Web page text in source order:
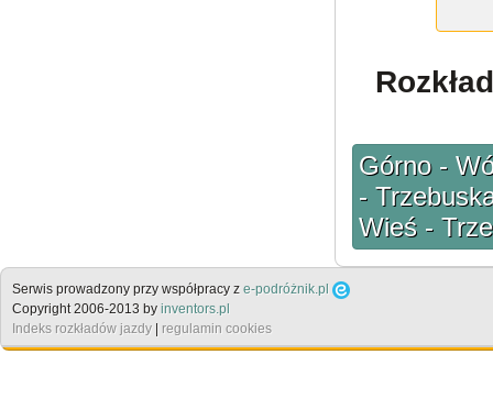
Górno -
-
Wieś -
Serwis prowadzony przy współpracy z e-podróżnik.pl
Copyright 2006-2013 by inventors.pl
Indeks rozkładów jazdy | regulamin cookies